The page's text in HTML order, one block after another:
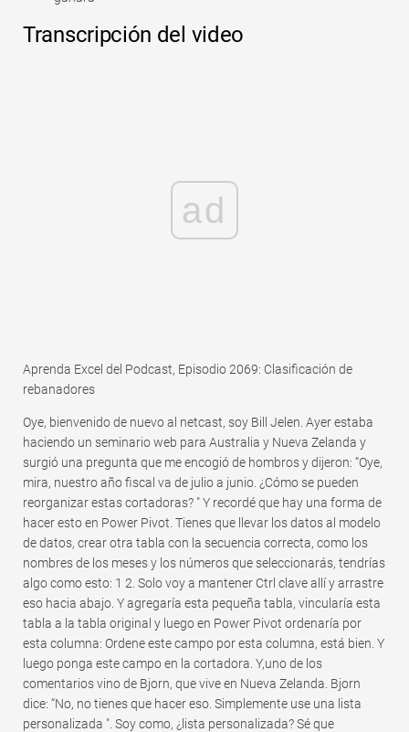
Transcripción del video
ad
Aprenda Excel del Podcast, Episodio 2069: Clasificación de
rebanadores
Oye, bienvenido de nuevo al netcast, soy Bill Jelen. Ayer estaba
haciendo un seminario web para Australia y Nueva Zelanda y
surgió una pregunta que me encogió de hombros y dijeron: “Oye,
mira, nuestro año fiscal va de julio a junio. ¿Cómo se pueden
reorganizar estas cortadoras? " Y recordé que hay una forma de
hacer esto en Power Pivot. Tienes que llevar los datos al modelo
de datos, crear otra tabla con la secuencia correcta, como los
nombres de los meses y los números que seleccionarás, tendrías
algo como esto: 1 2. Solo voy a mantener Ctrl clave allí y arrastre
eso hacia abajo. Y agregaría esta pequeña tabla, vincularía esta
tabla a la tabla original y luego en Power Pivot ordenaría por
esta columna: Ordene este campo por esta columna, está bien. Y
luego ponga este campo en la cortadora. Y,uno de los
comentarios vino de Bjorn, que vive en Nueva Zelanda. Bjorn
dice: “No, no tienes que hacer eso. Simplemente use una lista
personalizada ". Soy como, ¿lista personalizada? Sé que